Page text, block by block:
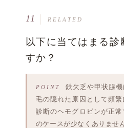
11 RELATED
以下に当てはまる診
すか？
鉄欠乏や甲状腺
毛の隠れた原因として頻
診断のヘモグロビンが正
のケースが少なくありませ